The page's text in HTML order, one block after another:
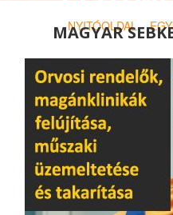
NYITÓOLDAL>
MAGYAR